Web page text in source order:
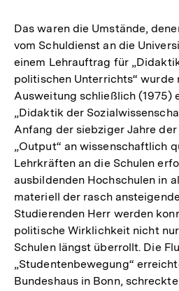
Das waren die Umstände,
vom Schuldienst an die
einem Lehrauftrag für
politischen Unterrichts“ wurde
Ausweitung schließlich (1975)
„Didaktik der
Anfang der siebziger Jahre
„Output“ an wissenschaftlich
Lehrkräften an die Schulen
ausbildenden Hochschulen in
materiell der rasch
Studierenden Herr werden
politische Wirklichkeit nicht
Schulen längst überrollt. Die
„Studentenbewegung“
Bundeshaus in Bonn,